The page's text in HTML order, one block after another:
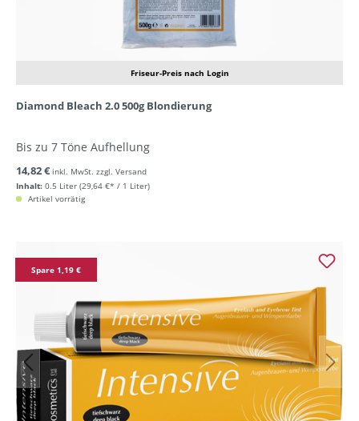
Friseur-Preis nach Login
Diamond Bleach 2.0 500g Blondierung
Bis zu 7 Töne Aufhellung
Inhalt: 0.5 Liter (29,64 €* / 1 Liter)
14,82 € inkl. MwSt. zzgl. Versand
Artikel vorrätig
Spare 1,19 €